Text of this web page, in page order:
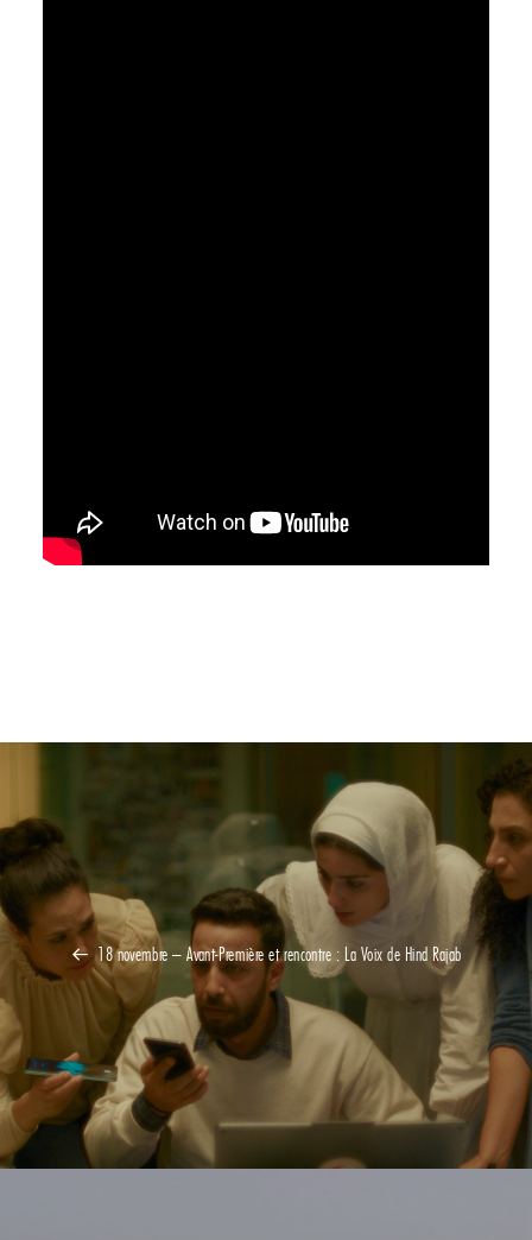
18 novembre – Avant-Première et rencontre : La Voix de Hind Rajab